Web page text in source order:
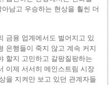
남고 우승하는 현상을 훨씬 더
금융 업계에서도 벌어지고 있
은행들이 죽지 않고 계속 커지
할지 고민하고 갈팡질팡하는
이제 서서히 메인스트림 시장
을 지켜만 보고 있던 관계자들